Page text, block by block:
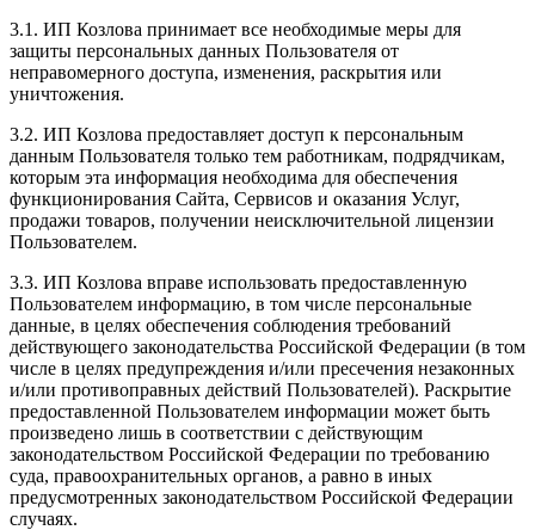
3.1. ИП Козлова принимает все необходимые меры для
защиты персональных данных Пользователя от
неправомерного доступа, изменения, раскрытия или
уничтожения.
3.2. ИП Козлова предоставляет доступ к персональным
данным Пользователя только тем работникам, подрядчикам,
которым эта информация необходима для обеспечения
функционирования Сайта, Сервисов и оказания Услуг,
продажи товаров, получении неисключительной лицензии
Пользователем.
3.3. ИП Козлова вправе использовать предоставленную
Пользователем информацию, в том числе персональные
данные, в целях обеспечения соблюдения требований
действующего законодательства Российской Федерации (в том
числе в целях предупреждения и/или пресечения незаконных
и/или противоправных действий Пользователей). Раскрытие
предоставленной Пользователем информации может быть
произведено лишь в соответствии с действующим
законодательством Российской Федерации по требованию
суда, правоохранительных органов, а равно в иных
предусмотренных законодательством Российской Федерации
случаях.